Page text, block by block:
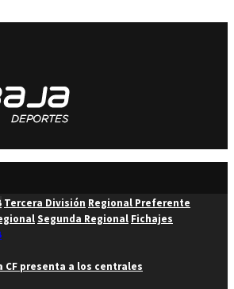
Tercera División Regional Preferente
Segunda Regional Fichajes
CF presenta a los centrales